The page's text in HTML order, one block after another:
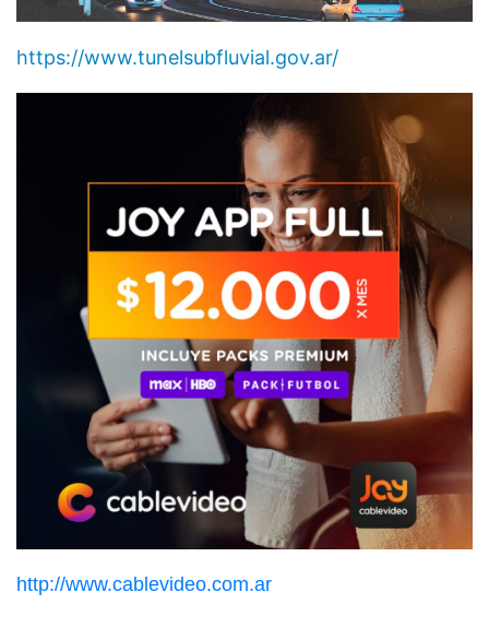
https://www.tunelsubfluvial.gov.ar/
http://www.cablevideo.com.ar